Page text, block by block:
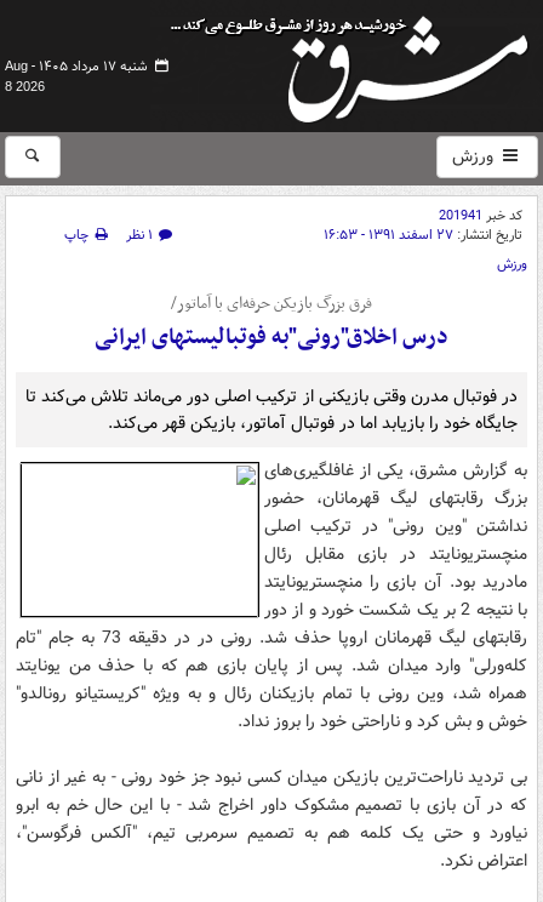
شنبه ۱۷ مرداد ۱۴۰۵ -
Aug
8 2026
ورزش
کد خبر 201941
تاریخ انتشار: ۲۷ اسفند ۱۳۹۱ - ۱۶:۵۳ ۱ نظر
چاپ
ورزش
فرق بزرگ بازیکن حرفه‌ای با آماتور/
درس اخلاق"رونی"به فوتبالیستهای ایرانی‌
در فوتبال مدرن وقتی بازیکنی از ترکیب اصلی دور می‌ماند تلاش می‌کند تا
جایگاه خود را بازیابد اما در فوتبال آماتور، بازیکن قهر می‌کند.
به گزارش مشرق، یکی از غافلگیری‌های
بزرگ رقابتهای لیگ قهرمانان، حضور
نداشتن "وین رونی" در ترکیب اصلی
منچستریونایتد در بازی مقابل رئال
مادرید بود. آن بازی را منچستریونایتد
با نتیجه 2 بر یک شکست خورد و از دور
رقابتهای لیگ قهرمانان اروپا حذف شد. رونی در در دقیقه 73 به جام "تام
کله‌ورلی" وارد میدان شد. پس از پایان بازی هم که با حذف من یونایتد
همراه شد، وین رونی با تمام بازیکنان رئال و به ویژه "کریستیانو رونالدو"
خوش و بش کرد و ناراحتی خود را بروز نداد.
بی تردید ناراحت‌ترین بازیکن میدان کسی نبود جز خود رونی - به غیر از نانی
که در آن بازی با تصمیم مشکوک داور اخراج شد - با این حال خم به ابرو
نیاورد و حتی یک کلمه هم به تصمیم سرمربی تیم، "آلکس فرگوسن"،
اعتراض نکرد.